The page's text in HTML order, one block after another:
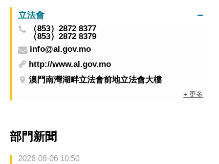
立法會
（853）2872 8377
（853）2872 8379
info@al.gov.mo
http://www.al.gov.mo
澳門南灣湖畔立法會前地立法會大樓
+ 更多
部門新聞
2026-08-06 10:50